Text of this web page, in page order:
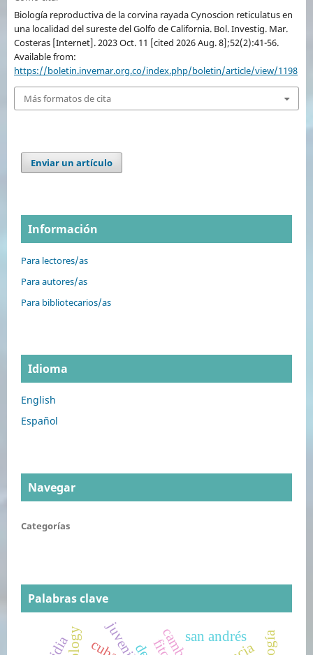
Biología reproductiva de la corvina rayada Cynoscion reticulatus en
una localidad del sureste del Golfo de California. Bol. Investig. Mar.
Costeras [Internet]. 2023 Oct. 11 [cited 2026 Aug. 8];52(2):41-56.
Available from:
https://boletin.invemar.org.co/index.php/boletin/article/view/1198
Más formatos de cita
Enviar un artículo
Información
Para lectores/as
Para autores/as
Para bibliotecarios/as
Idioma
English
Español
Navegar
Categorías
Palabras clave
san andrés